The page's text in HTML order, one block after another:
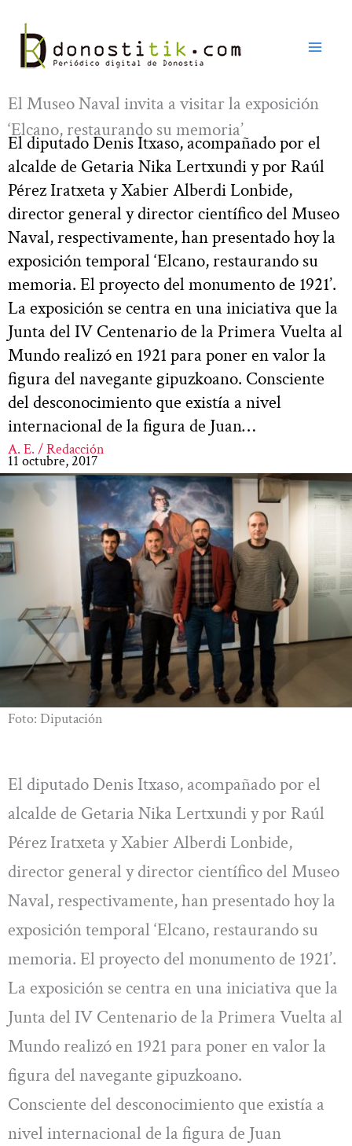
contenido
El Museo Naval invita a visitar la exposición
‘Elcano, restaurando su memoria’
El diputado Denis Itxaso, acompañado por el
alcalde de Getaria Nika Lertxundi y por Raúl
Pérez Iratxeta y Xabier Alberdi Lonbide,
director general y director científico del Museo
Naval, respectivamente, han presentado hoy la
exposición temporal ‘Elcano, restaurando su
memoria. El proyecto del monumento de 1921’.
La exposición se centra en una iniciativa que la
Junta del IV Centenario de la Primera Vuelta al
Mundo realizó en 1921 para poner en valor la
figura del navegante gipuzkoano. Consciente
del desconocimiento que existía a nivel
internacional de la figura de Juan…
A. E. / Redacción
11 octubre, 2017
Foto: Diputación
El diputado Denis Itxaso, acompañado por el
alcalde de Getaria Nika Lertxundi y por Raúl
Pérez Iratxeta y Xabier Alberdi Lonbide,
director general y director científico del Museo
Naval, respectivamente, han presentado hoy la
exposición temporal ‘Elcano, restaurando su
memoria. El proyecto del monumento de 1921’.
La exposición se centra en una iniciativa que la
Junta del IV Centenario de la Primera Vuelta al
Mundo realizó en 1921 para poner en valor la
figura del navegante gipuzkoano.
Consciente del desconocimiento que existía a
nivel internacional de la figura de Juan